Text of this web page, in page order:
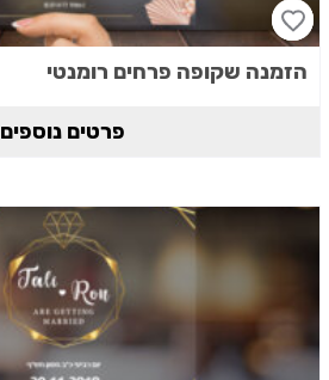
הזמנה שקופה פרחים רומנטי
פרטים נוספים